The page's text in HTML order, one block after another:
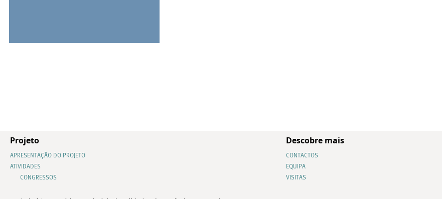
Projeto
APRESENTAÇÃO DO PROJETO
ATIVIDADES
CONGRESSOS
Descobre mais
CONTACTOS
EQUIPA
VISITAS